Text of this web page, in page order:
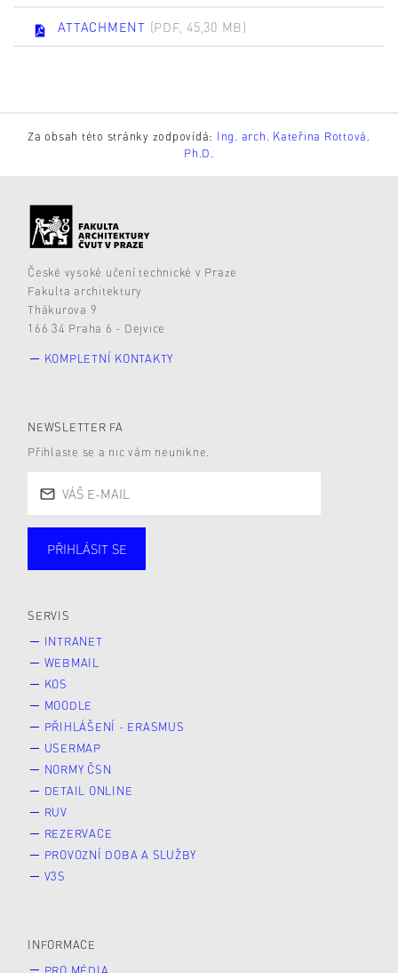
ATTACHMENT (PDF, 45,30 MB)
Za obsah této stránky zodpovídá: Ing. arch. Kateřina Rottová,
Ph.D.
České vysoké učení technické v Praze
Fakulta architektury
Thákurova 9
166 34 Praha 6 - Dejvice
KOMPLETNÍ KONTAKTY
NEWSLETTER FA
Přihlaste se a nic vám neunikne.
Studující
PŘIHLÁSIT SE
SERVIS
INTRANET
WEBMAIL
KOS
MOODLE
PŘIHLÁŠENÍ - ERASMUS
USERMAP
NORMY ČSN
DETAIL ONLINE
RUV
REZERVACE
PROVOZNÍ DOBA A SLUŽBY
V3S
INFORMACE
PRO MÉDIA